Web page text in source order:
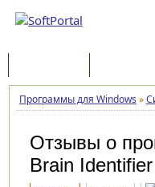
Программы для Windows »
Отзывы о
Brain Identifier